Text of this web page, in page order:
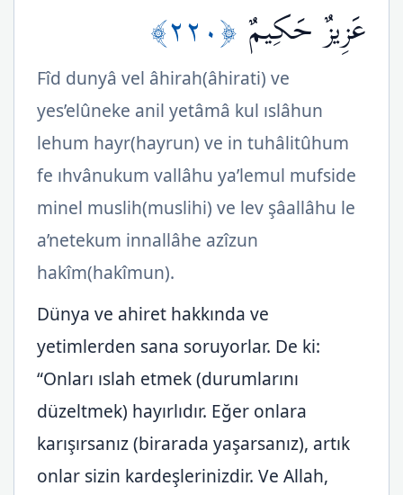
عَزِيزٌ حَكِيمٌ ﴿٢٢٠﴾
Fîd dunyâ vel âhirah(âhirati) ve
yes’elûneke anil yetâmâ kul ıslâhun
lehum hayr(hayrun) ve in tuhâlitûhum
fe ıhvânukum vallâhu ya’lemul mufside
minel muslih(muslihi) ve lev şâallâhu le
a’netekum innallâhe azîzun
hakîm(hakîmun).
Dünya ve ahiret hakkında ve
yetimlerden sana soruyorlar. De ki:
“Onları ıslah etmek (durumlarını
düzeltmek) hayırlıdır. Eğer onlara
karışırsanız (birarada yaşarsanız), artık
onlar sizin kardeşlerinizdir. Ve Allah,